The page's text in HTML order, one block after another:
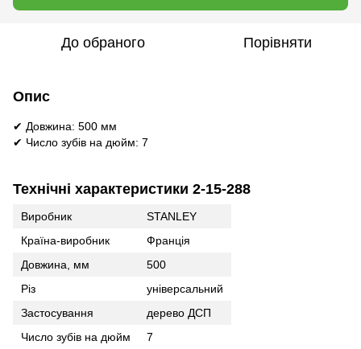
До обраного Порівняти
Опис
✔ Довжина: 500 мм
✔ Число зубів на дюйм: 7
Технічні характеристики 2-15-288
Виробник
STANLEY
Країна-виробник
Франція
Довжина, мм
500
Різ
універсальний
Застосування
дерево ДСП
Число зубів на дюйм
7